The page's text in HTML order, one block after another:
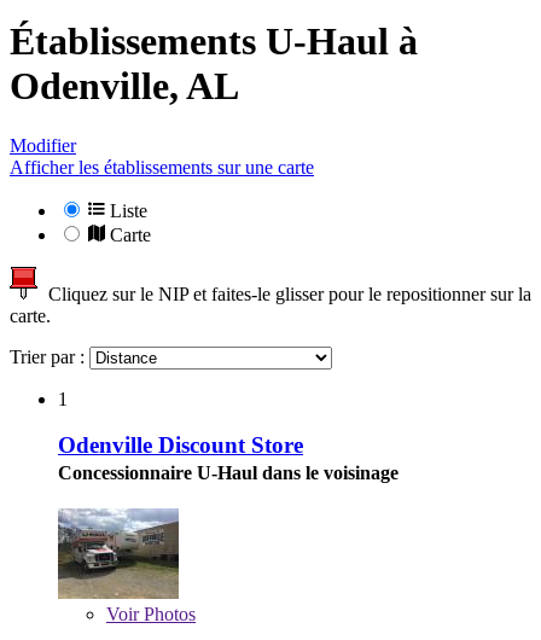
Établissements U-Haul à
Odenville, AL
Modifier
Afficher les établissements sur une carte
Liste
Carte
Cliquez sur le NIP et faites-le glisser pour le repositionner sur la
carte.
Trier par :
1
Odenville Discount Store
Concessionnaire U-Haul dans le voisinage
VoirPhotos